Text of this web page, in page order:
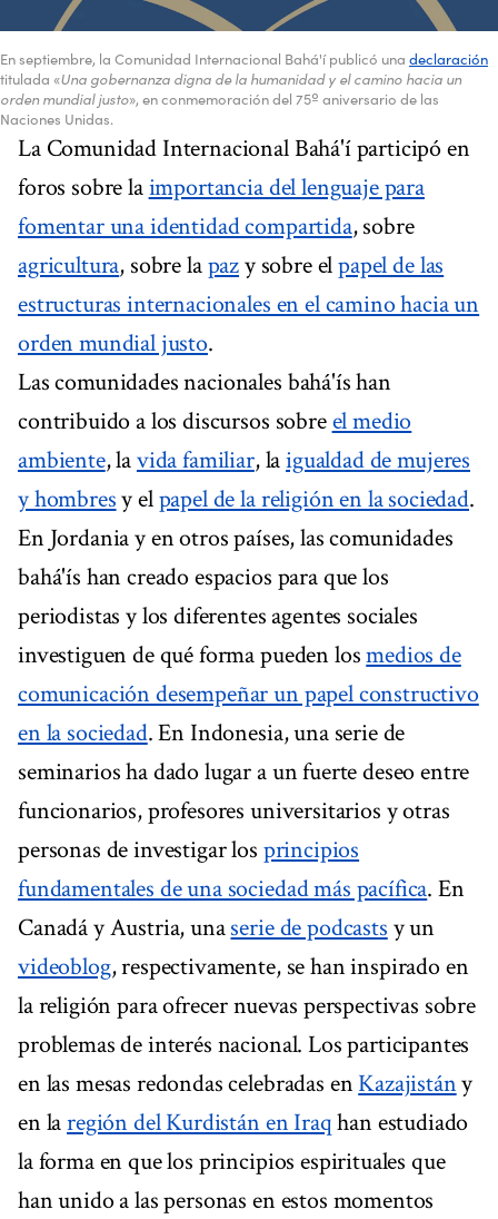
En septiembre, la Comunidad Internacional Bahá'í publicó una declaración
titulada «Una gobernanza digna de la humanidad y el camino hacia un
orden mundial justo», en conmemoración del 75º aniversario de las
Naciones Unidas.
La Comunidad Internacional Bahá'í participó en
foros sobre laimportancia del lenguaje para
fomentar una identidad compartida, sobre
agricultura, sobre lapazy sobre elpapel de las
estructuras internacionales en el camino hacia un
orden mundial justo.
Las comunidades nacionales bahá'ís han
contribuido a los discursos sobreel medio
ambiente, lavida familiar, laigualdad de mujeres
y hombresy elpapel de la religión en la sociedad.
En Jordania y en otros países, las comunidades
bahá'ís han creado espacios para que los
periodistas y los diferentes agentes sociales
investiguen de qué forma pueden losmedios de
comunicación desempeñar un papel constructivo
en la sociedad. En Indonesia, una serie de
seminarios ha dado lugar a un fuerte deseo entre
funcionarios, profesores universitarios y otras
personas de investigar los principios
fundamentales de una sociedad más pacífica. En
Canadá y Austria, unaserie de podcasts y un
videoblog, respectivamente, se han inspirado en
la religión para ofrecer nuevas perspectivas sobre
problemas de interés nacional. Los participantes
en las mesas redondas celebradas en Kazajistány
en laregión del Kurdistán en Iraqhan estudiado
la forma en que los principios espirituales que
han unido a las personas en estos momentos